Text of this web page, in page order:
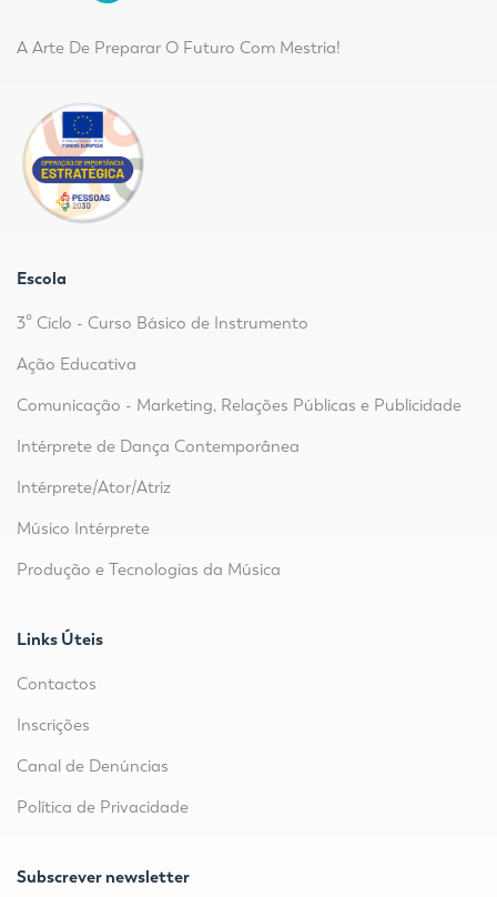
A Arte De Preparar O Futuro Com Mestria!
Escola
3º Ciclo - Curso Básico de Instrumento
Ação Educativa
Comunicação - Marketing, Relações Públicas e Publicidade
Intérprete de Dança Contemporânea
Intérprete/Ator/Atriz
Músico Intérprete
Produção e Tecnologias da Música
Links Úteis
Contactos
Inscrições
Canal de Denúncias
Política de Privacidade
Subscrever newsletter